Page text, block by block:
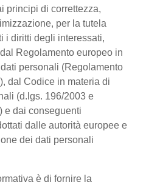
principi di correttezza,
per la tutela
i diritti degli interessati,
Regolamento europeo in
personali (Regolamento
dal Codice in materia di
(d.lgs. 196/2003 e
e dai conseguenti
dalle autorità europee e
dei dati personali
è di fornire la